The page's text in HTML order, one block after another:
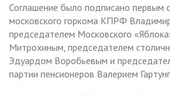
Соглашение было подписано первым
московского горкома КПРФ
председателем Московского
Митрохиным, председателем
Эдуардом Воробьевым и
партии пенсионеров Валерием